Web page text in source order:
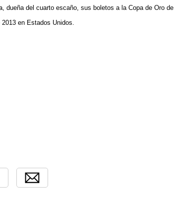
dueña del cuarto escaño, sus boletos a la Copa de Oro de
en Estados Unidos.